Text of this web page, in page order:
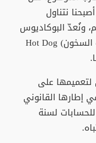
نتناول
ونُعدّ البوكاديوس
الإسباني، والطاكوس الفرنسي، (والكلب السخون) Hot Dog
لتعميمها على
إطارها القانوني
لسنة